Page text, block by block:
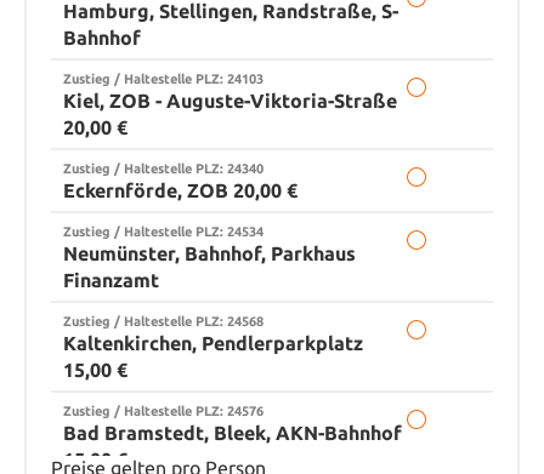
Hamburg, Stellingen, Randstraße, S-
Bahnhof
Zustieg / Haltestelle PLZ: 24103
Kiel, ZOB - Auguste-Viktoria-Straße
20,00 €
Zustieg / Haltestelle PLZ: 24340
Eckernförde, ZOB 20,00 €
Zustieg / Haltestelle PLZ: 24534
Neumünster, Bahnhof, Parkhaus
Finanzamt
Zustieg / Haltestelle PLZ: 24568
Kaltenkirchen, Pendlerparkplatz
15,00 €
Zustieg / Haltestelle PLZ: 24576
Bad Bramstedt, Bleek, AKN-Bahnhof
15,00 €
Preise gelten pro Person